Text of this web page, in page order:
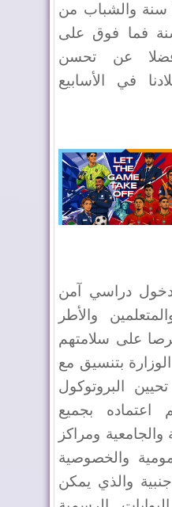
الفئة العمرية 12-17 سنة والشباب من
العمرية 18 سنة فما فوق على
عن تحسن
في الأسابيع
دراسي آمن
والأطر
على سلامتهم
بتنسيق مع
البروتوكول
بجميع
ومراكز
والخصوصية
والذي يمكن